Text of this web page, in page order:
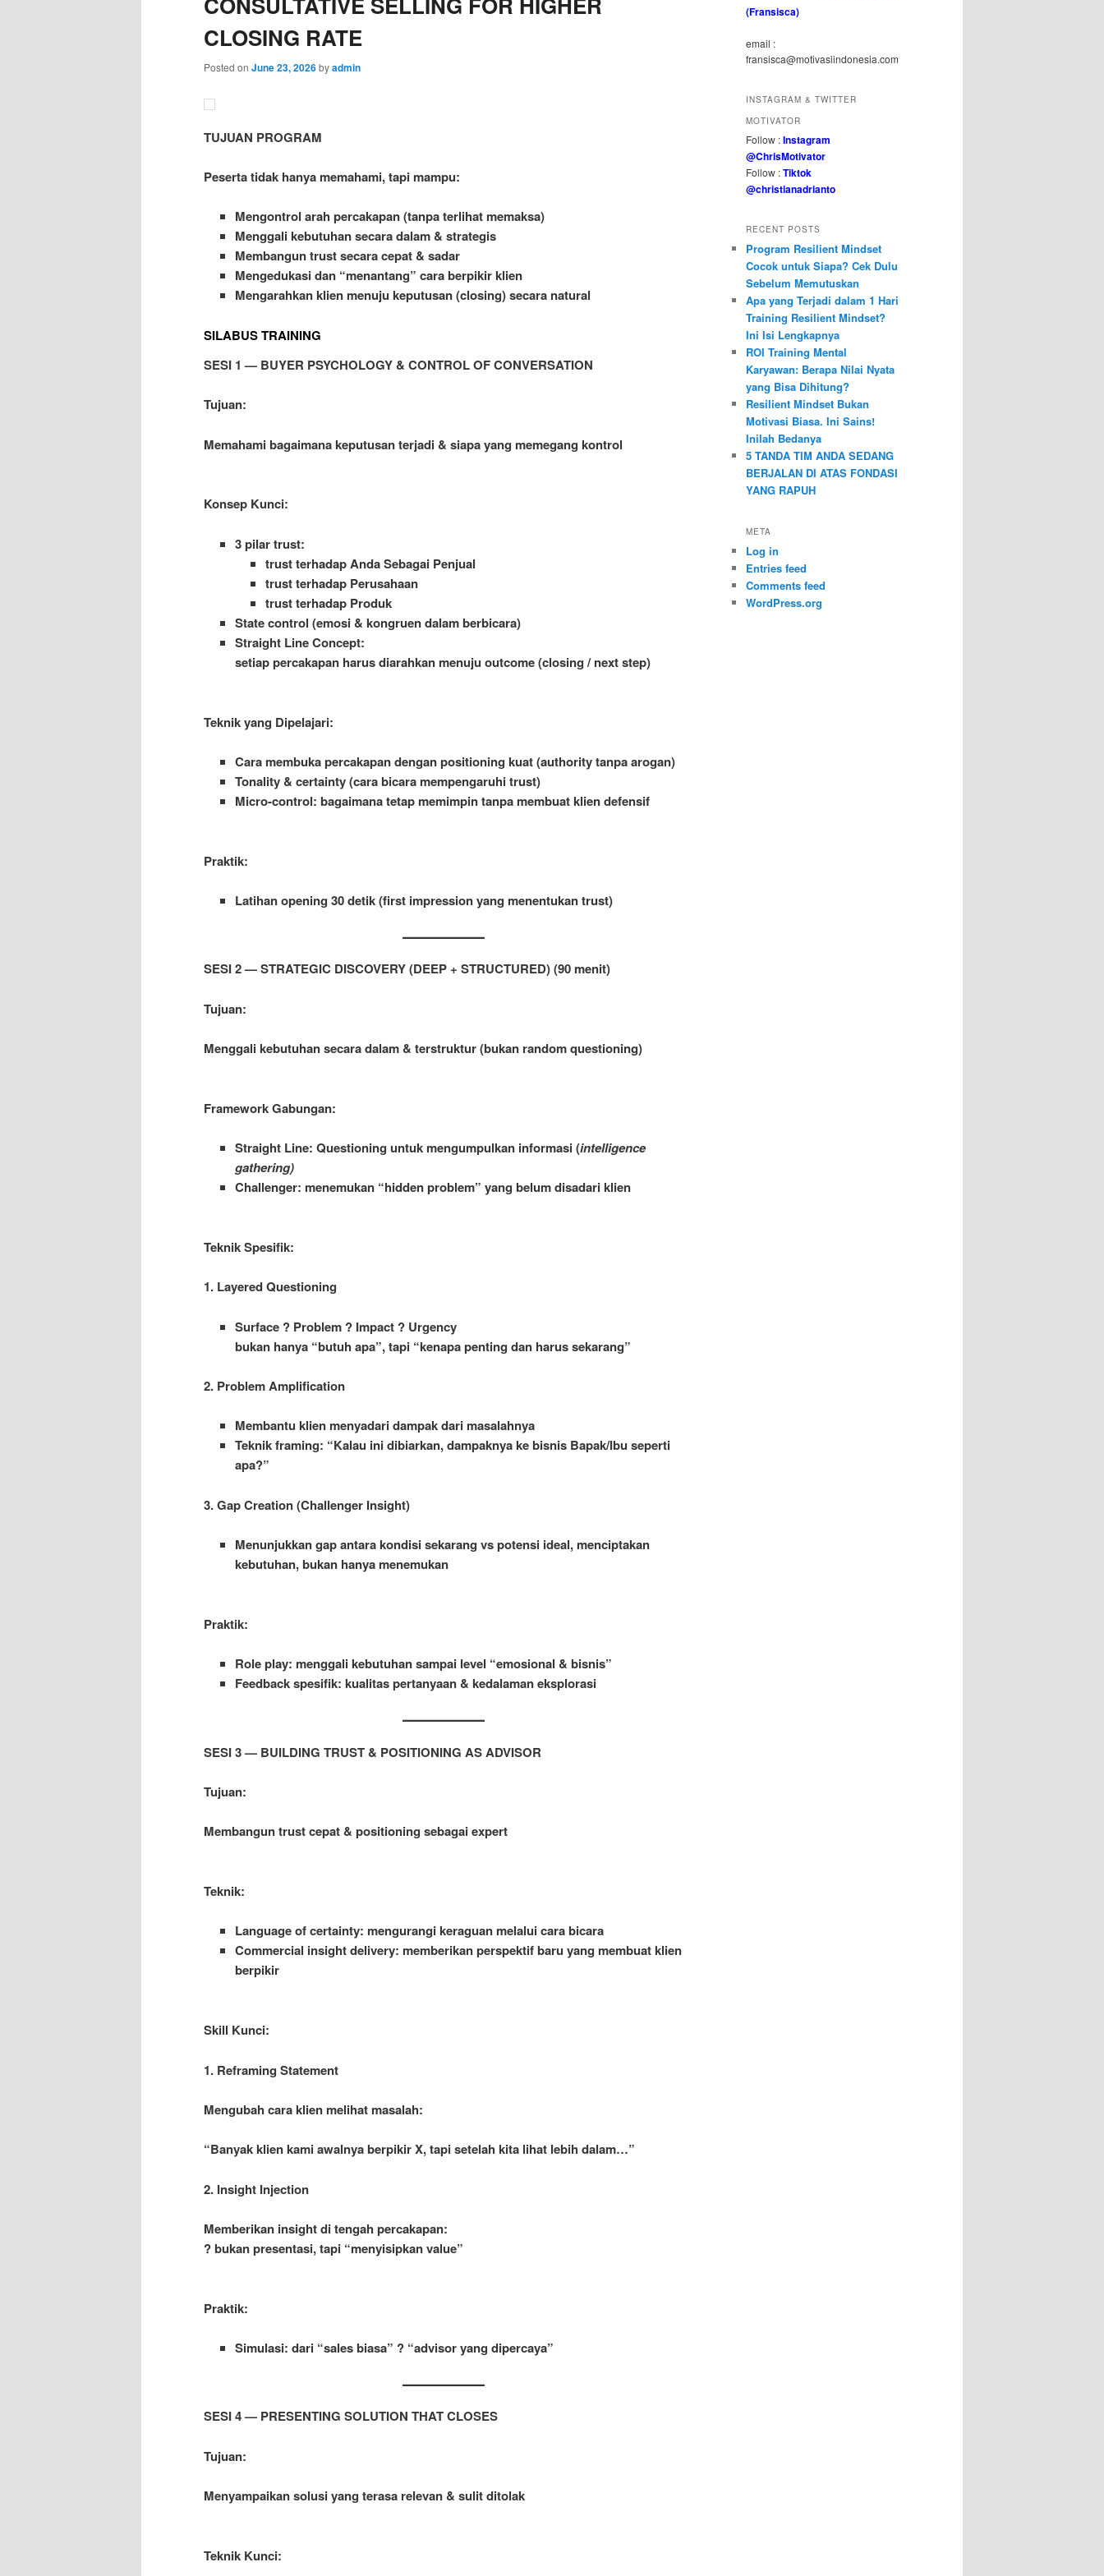
CLOSING RATE
Posted on June 23, 2026byadmin
TUJUAN PROGRAM
Peserta tidak hanya memahami, tapi mampu:
Mengontrol arah percakapan (tanpa terlihat memaksa)
Menggali kebutuhan secara dalam & strategis
Membangun trust secara cepat & sadar
Mengedukasi dan “menantang” cara berpikir klien
Mengarahkan klien menuju keputusan (closing) secara natural
SILABUS TRAINING
SESI 1 — BUYER PSYCHOLOGY & CONTROL OF CONVERSATION
Tujuan:
Memahami bagaimana keputusan terjadi & siapa yang memegang kontrol
Konsep Kunci:
3 pilar trust:
trust terhadap Anda Sebagai Penjual
trust terhadap Perusahaan
trust terhadap Produk
State control (emosi & kongruen dalam berbicara)
Straight Line Concept:
setiap percakapan harus diarahkan menuju outcome (closing / next step)
Teknik yang Dipelajari:
Cara membuka percakapan dengan positioning kuat (authority tanpa arogan)
Tonality & certainty (cara bicara mempengaruhi trust)
Micro-control: bagaimana tetap memimpin tanpa membuat klien defensif
Praktik:
Latihan opening 30 detik (first impression yang menentukan trust)
SESI 2 — STRATEGIC DISCOVERY (DEEP + STRUCTURED) (90 menit)
Tujuan:
Menggali kebutuhan secara dalam & terstruktur (bukan random questioning)
Framework Gabungan:
Straight Line: Questioning untuk mengumpulkan informasi (intelligence
gathering)
Challenger: menemukan “hidden problem” yang belum disadari klien
Teknik Spesifik:
1. Layered Questioning
Surface ? Problem ? Impact ? Urgency
bukan hanya “butuh apa”, tapi “kenapa penting dan harus sekarang”
2. Problem Amplification
Membantu klien menyadari dampak dari masalahnya
Teknik framing: “Kalau ini dibiarkan, dampaknya ke bisnis Bapak/Ibu seperti
apa?”
3. Gap Creation (Challenger Insight)
Menunjukkan gap antara kondisi sekarang vs potensi ideal, menciptakan
kebutuhan, bukan hanya menemukan
Praktik:
Role play: menggali kebutuhan sampai level “emosional & bisnis”
Feedback spesifik: kualitas pertanyaan & kedalaman eksplorasi
SESI 3 — BUILDING TRUST & POSITIONING AS ADVISOR
Tujuan:
Membangun trust cepat & positioning sebagai expert
Teknik:
Language of certainty: mengurangi keraguan melalui cara bicara
Commercial insight delivery: memberikan perspektif baru yang membuat klien
berpikir
Skill Kunci:
1. Reframing Statement
Mengubah cara klien melihat masalah:
“Banyak klien kami awalnya berpikir X, tapi setelah kita lihat lebih dalam…”
2. Insight Injection
Memberikan insight di tengah percakapan:
? bukan presentasi, tapi “menyisipkan value”
Praktik:
Simulasi: dari “sales biasa” ? “advisor yang dipercaya”
SESI 4 — PRESENTING SOLUTION THAT CLOSES
Tujuan:
Menyampaikan solusi yang terasa relevan & sulit ditolak
Teknik Kunci:
(Fransisca)
email :
fransisca@motivasiindonesia.com
INSTAGRAM & TWITTER
MOTIVATOR
Follow :Instagram
@ChrisMotivator
Follow :Tiktok
@christianadrianto
RECENT POSTS
Program Resilient Mindset
Cocok untuk Siapa? Cek Dulu
Sebelum Memutuskan
Apa yang Terjadi dalam 1 Hari
Training Resilient Mindset?
Ini Isi Lengkapnya
ROI Training Mental
Karyawan: Berapa Nilai Nyata
yang Bisa Dihitung?
Resilient Mindset Bukan
Motivasi Biasa. Ini Sains!
Inilah Bedanya
5 TANDA TIM ANDA SEDANG
BERJALAN DI ATAS FONDASI
YANG RAPUH
META
Log in
Entries feed
Comments feed
WordPress.org